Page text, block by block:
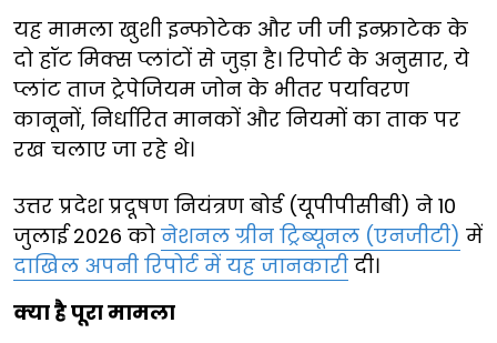
यह मामला खुशी इन्फोटेक और जी जी इन्फ्राटेक के
दो हॉट मिक्स प्लांटों से जुड़ा है। रिपोर्ट के अनुसार, ये
प्लांट ताज ट्रेपेजियम जोन के भीतर पर्यावरण
कानूनों, निर्धारित मानकों और नियमों का ताक पर
रख चलाए जा रहे थे।
उत्तर प्रदेश प्रदूषण नियंत्रण बोर्ड (यूपीपीसीबी) ने 10
जुलाई 2026 को नेशनल ग्रीन ट्रिब्यूनल (एनजीटी) में
दाखिल अपनी रिपोर्ट में यह जानकारी दी।
क्या है पूरा मामला